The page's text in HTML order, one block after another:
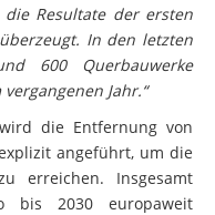
Resultate der ersten
In den letzten
600 Querbauwerke
Jahr.“
die Entfernung von
angeführt, um die
erreichen. Insgesamt
bis 2030 europaweit